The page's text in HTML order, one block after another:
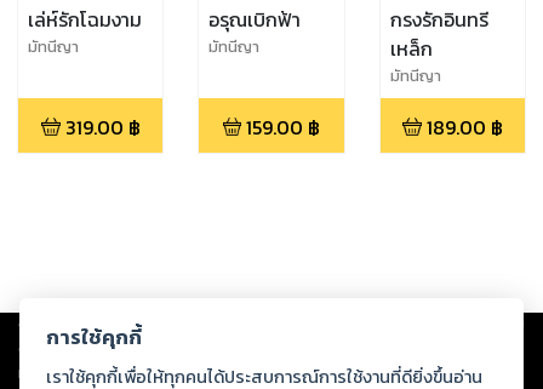
เล่ห์รักโฉมงาม
มัทนีญา
319.00 ฿
อรุณเบิกฟ้า
มัทนีญา
159.00 ฿
กรงรักอินทรี
เหล็ก
มัทนีญา
189.00 ฿
Copyright © 2026
ต่อผลงานหรือเนื้อหาใดที่อัปโหลดผ่านเว็บไซต์และปรากฏว่าละเมิดสิทธิใน
ทรัพย์สินทางปัญญาของบุคคลอื่นหรือขัดต่อกฎหมายและศีลธรรม ดังนั้น ผู้อ่าน
การใช้คุกกี้
เราใช้คุกกี้เพื่อให้ทุกคนได้ประสบการณ์การใช้งานที่ดียิ่งขึ้นอ่าน